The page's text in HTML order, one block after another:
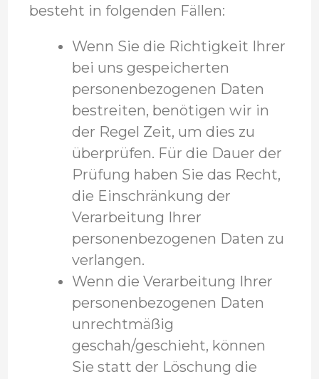
besteht in folgenden Fällen:
Wenn Sie die Richtigkeit Ihrer
bei uns gespeicherten
personenbezogenen Daten
bestreiten, benötigen wir in
der Regel Zeit, um dies zu
überprüfen. Für die Dauer der
Prüfung haben Sie das Recht,
die Einschränkung der
Verarbeitung Ihrer
personenbezogenen Daten zu
verlangen.
Wenn die Verarbeitung Ihrer
personenbezogenen Daten
unrechtmäßig
geschah/geschieht, können
Sie statt der Löschung die